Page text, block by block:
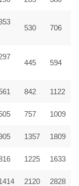
530 706
445 594
842 1122
757 1009
1357 1809
1225 1633
2120 2828